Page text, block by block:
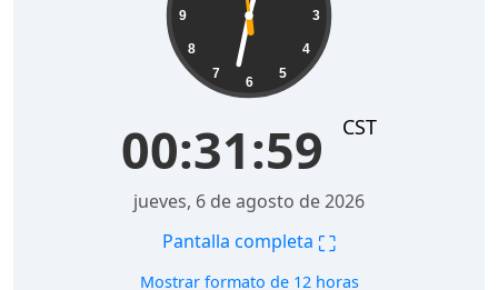
3
4
5
6
7
8
9
00:32:00 CST
jueves, 6 de agosto de 2026
Pantalla completa ⛶
Mostrar formato de 12 horas